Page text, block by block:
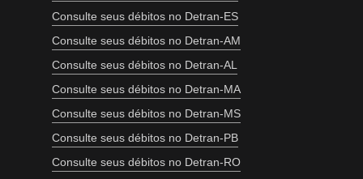
Consulte seus débitos no Detran-ES
Consulte seus débitos no Detran-AM
Consulte seus débitos no Detran-AL
Consulte seus débitos no Detran-MA
Consulte seus débitos no Detran-MS
Consulte seus débitos no Detran-PB
Consulte seus débitos no Detran-RO